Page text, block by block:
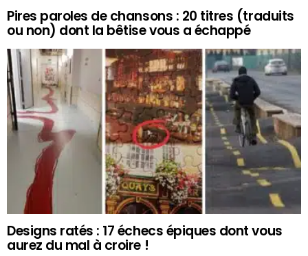
Pires paroles de chansons : 20 titres (traduits
ou non) dont la bêtise vous a échappé
Designs ratés : 17 échecs épiques dont vous
aurez du mal à croire !